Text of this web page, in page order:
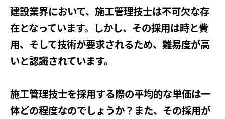
建設業界において、施工管理技士は不可欠な存
在となっています。しかし、その採用は時と費
用、そして技術が要求されるため、難易度が高
いと認識されています。
施工管理技士を採用する際の平均的な単価は一
体どの程度なのでしょうか？また、その採用が